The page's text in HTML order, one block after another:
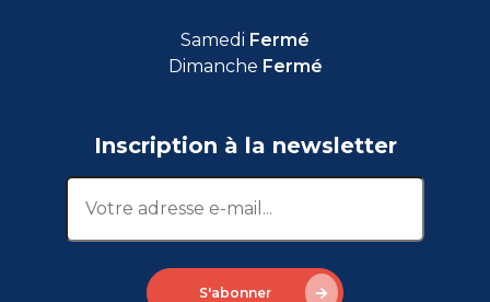
Samedi Fermé
Dimanche Fermé
Inscription à la newsletter
S'abonner